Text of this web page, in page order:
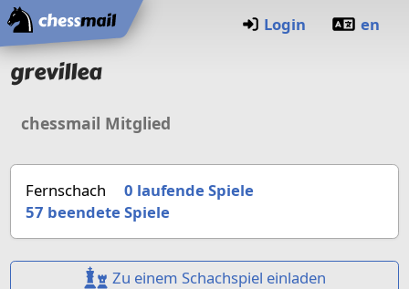
Startseite
Login en
grevillea
chessmail Mitglied
Fernschach
0 laufende Spiele
57 beendete Spiele
Zu einem Schachspiel einladen